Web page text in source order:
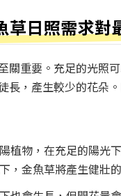
草日照需求對
關重要。充足的光照
長，產生較少的花朵
植物，在充足的陽光
，金魚草將產生健壯